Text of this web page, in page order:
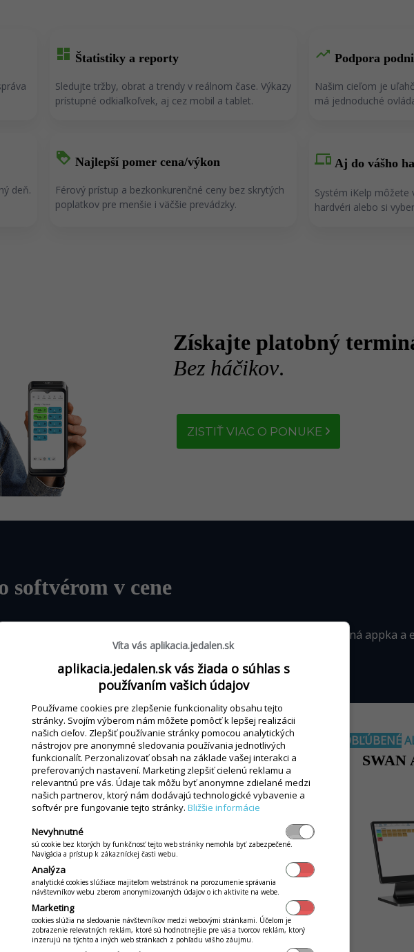
dashboard Štatistiky a reporty
Sledujte tržby, obrat a trendy v reálnom čase. Výkazy
prístupné odkiaľkoľvek, aj cez mobil a tablet.
trending_up Podpora
Našim cieľom je
má jednoduché
deň.
loyalty Najlepší pomer cena/výkon
Férový prístup a bezkonkurenčné ceny bez skrytých
poplatkov pre menšie i väčšie prevádzky.
devices Aj do vášho
Systém iKelp
hardvéri alebo si
Získajte platobný
Bez háčikov.
ZISTIŤ VIAC O PONUKE
softvérom v cene
iba softvér bez hardvéru - vyberte si, čo vám vyhovuje. Pokladničná appka a
ALL-IN-ONE POKLADŇA
All-in-one P3MIX
OBĽÚBENÉ
SWAN
Víta vás aplikacia.jedalen.sk
aplikacia.jedalen.sk vás žiada o súhlas s
používaním vašich údajov
Používame cookies pre zlepšenie funkcionality obsahu tejto
stránky. Svojím výberom nám môžete pomôcť k lepšej realizácii
našich cieľov. Zlepšiť používanie stránky pomocou analytických
nástrojov pre anonymné sledovania používania jednotlivých
funkcionalít. Perzonalizovať obsah na základe vašej interakci a
preferovaných nastavení. Marketing zlepšiť cielenú reklamu a
relevantnú pre vás. Údaje tak môžu byť anonymne zdielané medzi
našich partnerov, ktorý nám dodávajú technologické vybavenie a
softvér pre fungovanie tejto stránky. Bližšie informácie
Nevyhnutné
sú cookie bez ktorých by funkčnosť tejto web stránky nemohla byť zabezpečené.
Navigácia a prístup k zákazníckej časti webu.
Analýza
analytické cookies slúžiace majiteľom webstránok na porozumenie správania
návštevníkov webu zberom anonymizovaných údajov o ich aktivite na webe.
Marketing
cookies slúžia na sledovanie návštevníkov medzi webovými stránkami. Účelom je
zobrazenie relevatných reklám, ktoré sú hodnotnejšie pre vás a tvorcov reklám, ktorý
inzerujú na týchto a iných web stránkach z pohľadu vášho záujmu.